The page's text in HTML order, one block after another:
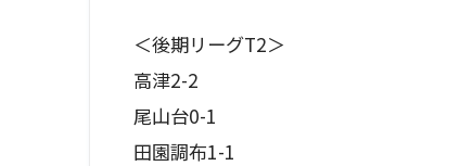
＜後期リーグT2＞
高津2-2
尾山台0-1
田園調布1-1